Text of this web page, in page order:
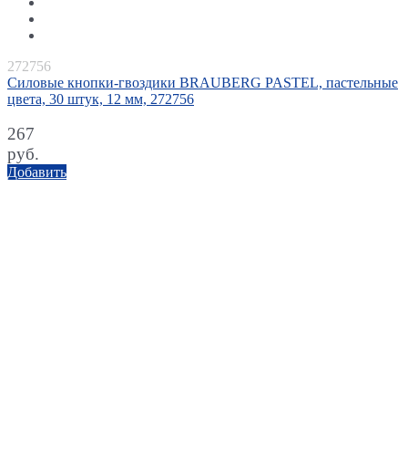
272756
Силовые кнопки-гвоздики BRAUBERG PASTEL, пастельные
цвета, 30 штук, 12 мм, 272756
267
руб.
Добавить